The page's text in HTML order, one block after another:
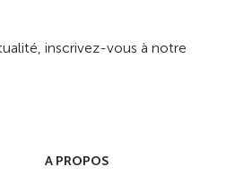
inscrivez-vous à notre
A PROPOS